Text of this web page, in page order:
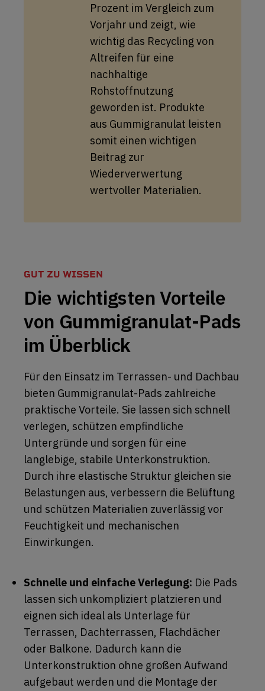
Prozent im Vergleich zum
Vorjahr und zeigt, wie
wichtig das Recycling von
Altreifen für eine
nachhaltige
Rohstoffnutzung
geworden ist. Produkte
aus Gummigranulat leisten
somit einen wichtigen
Beitrag zur
Wiederverwertung
wertvoller Materialien.
GUT ZU WISSEN
Die wichtigsten Vorteile
von Gummigranulat-Pads
im Überblick
Für den Einsatz im Terrassen- und Dachbau
bieten Gummigranulat-Pads zahlreiche
praktische Vorteile. Sie lassen sich schnell
verlegen, schützen empfindliche
Untergründe und sorgen für eine
langlebige, stabile Unterkonstruktion.
Durch ihre elastische Struktur gleichen sie
Belastungen aus, verbessern die Belüftung
und schützen Materialien zuverlässig vor
Feuchtigkeit und mechanischen
Einwirkungen.
Schnelle und einfache Verlegung: Die Pads
lassen sich unkompliziert platzieren und
eignen sich ideal als Unterlage für
Terrassen, Dachterrassen, Flachdächer
oder Balkone. Dadurch kann die
Unterkonstruktion ohne großen Aufwand
aufgebaut werden und die Montage der